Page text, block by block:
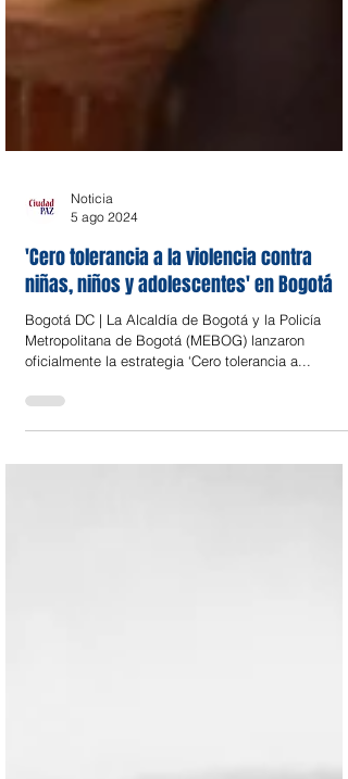
5 ago 2024
'Cero tolerancia a la violencia contra
niñas, niños y adolescentes' en Bogotá
Bogotá DC | La Alcaldía de Bogotá y la Policía
oficialmente la estrategia ‘Cero tolerancia a...